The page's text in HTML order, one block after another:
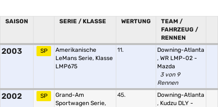
SAISON SERIE / KLASSE WERTUNG
TEAM /
FAHRZEUG /
RENNEN
2003 SP
Amerikanische
LeMans Serie, Klasse
LMP675
11.
Downing-Atlanta
, WR LMP-02 -
Mazda
3 von 9
Rennen
2002 SP
Grand-Am
Sportwagen Serie,
45.
Downing-Atlanta
, Kudzu DLY -